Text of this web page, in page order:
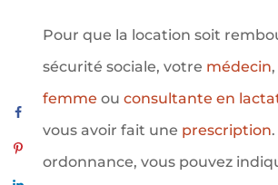
Pour que la location soit
sécurité sociale, votre médecin,
femme ou consultante en
vous avoir fait une prescription
ordonnance, vous pouvez